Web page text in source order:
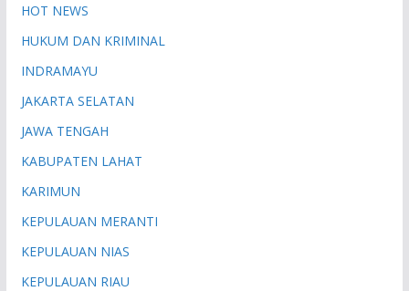
HOT NEWS
HUKUM DAN KRIMINAL
INDRAMAYU
JAKARTA SELATAN
JAWA TENGAH
KABUPATEN LAHAT
KARIMUN
KEPULAUAN MERANTI
KEPULAUAN NIAS
KEPULAUAN RIAU